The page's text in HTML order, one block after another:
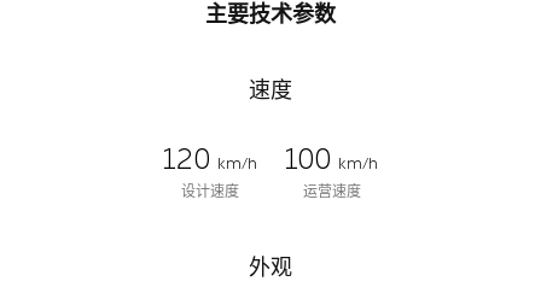
主要技术参数
速度
120
km/h
设计速度
100
km/h
运营速度
外观